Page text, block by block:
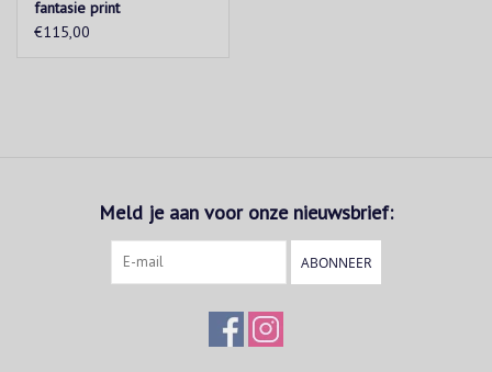
fantasie print
€115,00
Meld je aan voor onze nieuwsbrief:
ABONNEER